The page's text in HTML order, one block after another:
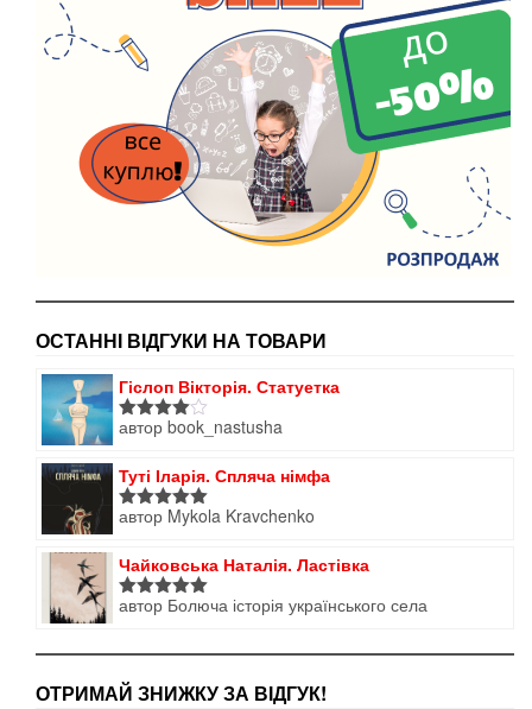
ОСТАННІ ВІДГУКИ НА ТОВАРИ
Гіслоп Вікторія. Статуетка
Оцінено
автор book_nastusha
Туті Іларія. Спляча німфа
Оцінено в
автор Mykola Kravchenko
Чайковська Наталія. Ластівка
Оцінено в
автор Болюча історія українського села
ОТРИМАЙ ЗНИЖКУ ЗА ВІДГУК!